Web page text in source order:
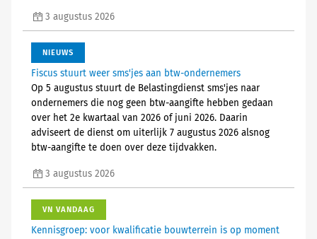
3 augustus 2026
NIEUWS
Fiscus stuurt weer sms'jes aan btw-ondernemers
Op 5 augustus stuurt de Belastingdienst sms'jes naar
ondernemers die nog geen btw-aangifte hebben gedaan
over het 2e kwartaal van 2026 of juni 2026. Daarin
adviseert de dienst om uiterlijk 7 augustus 2026 alsnog
btw-aangifte te doen over deze tijdvakken.
3 augustus 2026
VN VANDAAG
Kennisgroep: voor kwalificatie bouwterrein is op moment